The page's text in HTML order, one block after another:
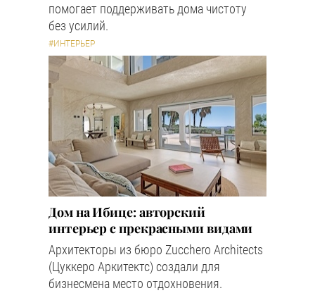
помогает поддерживать дома чистоту
без усилий.
#ИНТЕРЬЕР
Дом на Ибице: авторский
интерьер с прекрасными видами
Архитекторы из бюро Zucchero Architects
(Цуккеро Аркитектс) создали для
бизнесмена место отдохновения.